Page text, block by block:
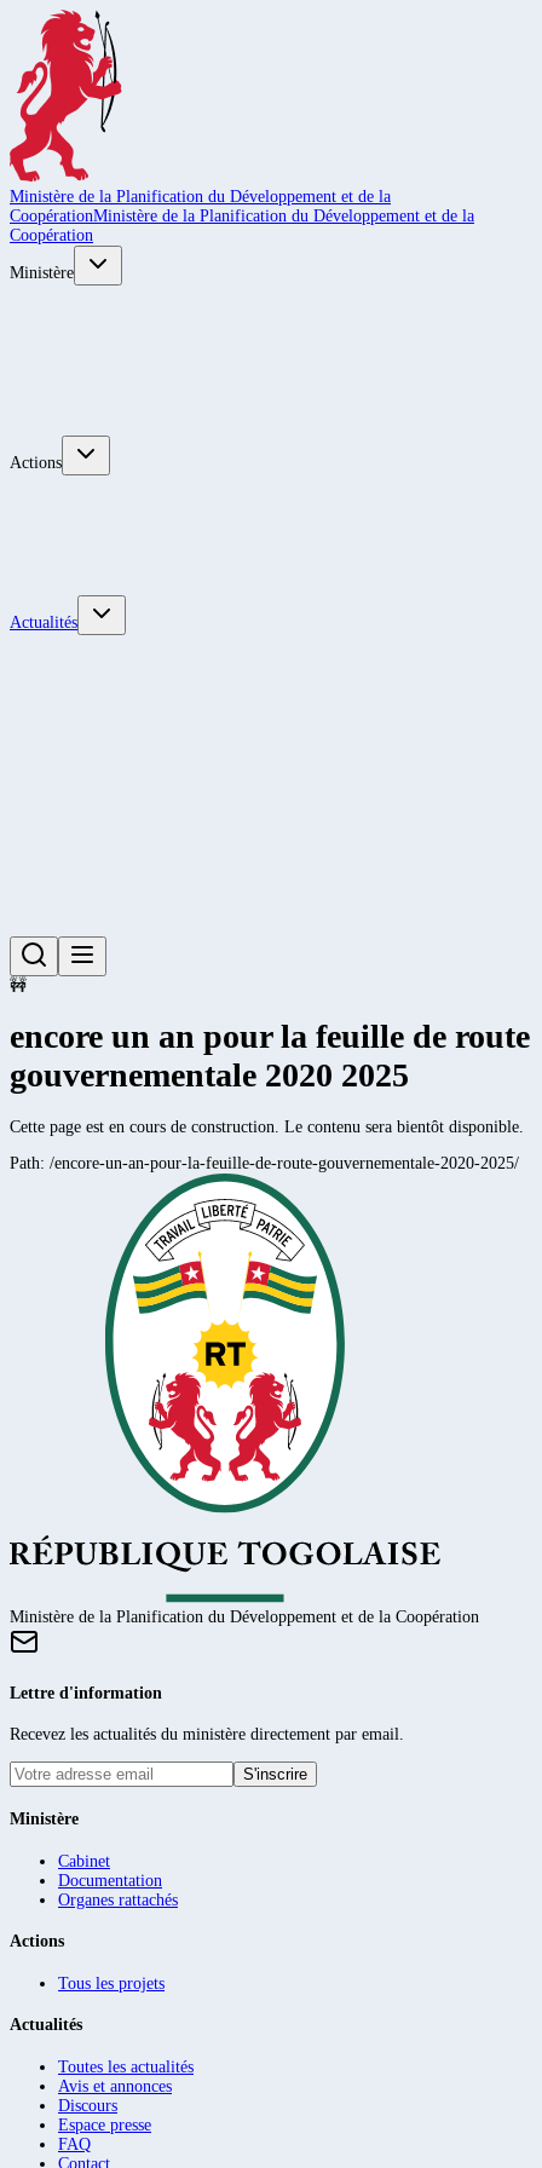
Ministère de la Planification du Développement et de la
CoopérationMinistère de la Planification du Développement et de la
Coopération
Ministère
Actions
Actualités
🚧
encore un an pour la feuille de route
gouvernementale 2020 2025
Cette page est en cours de construction. Le contenu sera bientôt disponible.
Path: /encore-un-an-pour-la-feuille-de-route-gouvernementale-2020-2025/
Ministère de la Planification du Développement et de la Coopération
Lettre d'information
Recevez les actualités du ministère directement par email.
S'inscrire
Ministère
Cabinet
Documentation
Organes rattachés
Actions
Tous les projets
Actualités
Toutes les actualités
Avis et annonces
Discours
Espace presse
FAQ
Contact